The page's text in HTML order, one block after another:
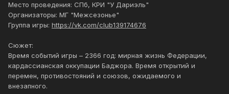
Место проведения: СПб, КРИ "У Дариэль"
Организаторы: МГ "Межсезонье"
Группа игры: https://vk.com/club139174676
Сюжет:
Время событий игры – 2366 год: мирная жизнь Федерации,
кардассианская оккупации Баджора. Время открытий и
перемен, противостояний и союзов, ожидаемого и
внезапного.